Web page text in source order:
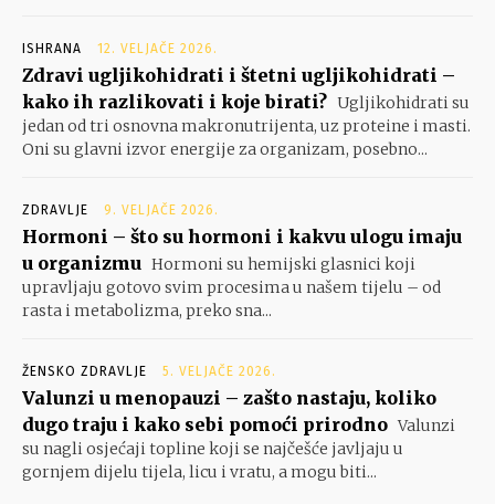
ISHRANA 12. VELJAČE 2026.
Zdravi ugljikohidrati i štetni ugljikohidrati –
kako ih razlikovati i koje birati? Ugljikohidrati su
jedan od tri osnovna makronutrijenta, uz proteine i masti.
Oni su glavni izvor energije za organizam, posebno...
ZDRAVLJE 9. VELJAČE 2026.
Hormoni – što su hormoni i kakvu ulogu imaju
u organizmu Hormoni su hemijski glasnici koji
upravljaju gotovo svim procesima u našem tijelu – od
rasta i metabolizma, preko sna...
ŽENSKO ZDRAVLJE 5. VELJAČE 2026.
Valunzi u menopauzi – zašto nastaju, koliko
dugo traju i kako sebi pomoći prirodno Valunzi
su nagli osjećaji topline koji se najčešće javljaju u
gornjem dijelu tijela, licu i vratu, a mogu biti...